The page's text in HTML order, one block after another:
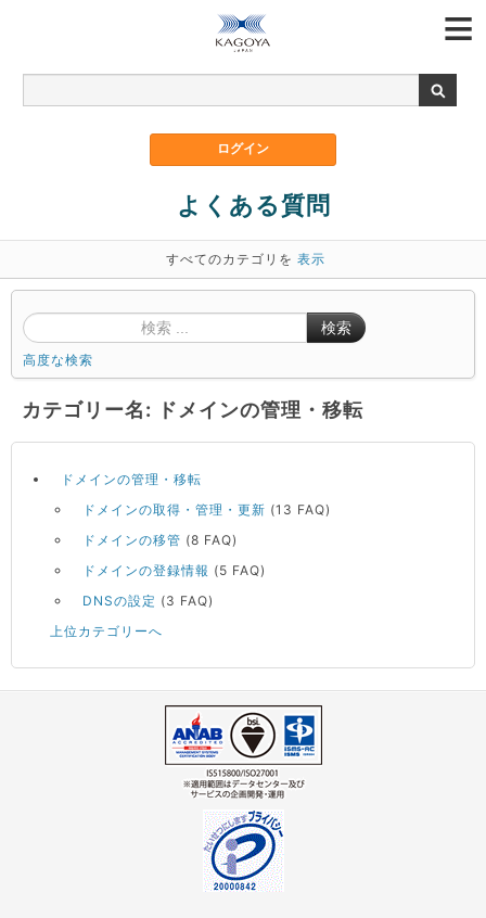
よくある質問
すべてのカテゴリを 表示
検索
高度な検索
カテゴリー名: ドメインの管理・移転
ドメインの管理・移転
ドメインの取得・管理・更新 (13 FAQ)
ドメインの移管 (8 FAQ)
ドメインの登録情報 (5 FAQ)
DNSの設定 (3 FAQ)
上位カテゴリーへ